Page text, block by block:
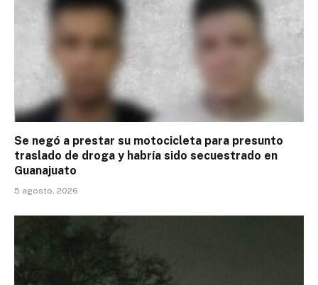
Se negó a prestar su motocicleta para presunto
traslado de droga y habría sido secuestrado en
Guanajuato
5 agosto, 2026